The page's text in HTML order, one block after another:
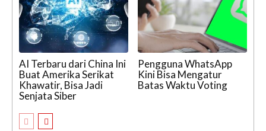
AI Terbaru dari China Ini
Buat Amerika Serikat
Khawatir, Bisa Jadi
Senjata Siber
Pengguna WhatsApp
Kini Bisa Mengatur
Batas Waktu Voting